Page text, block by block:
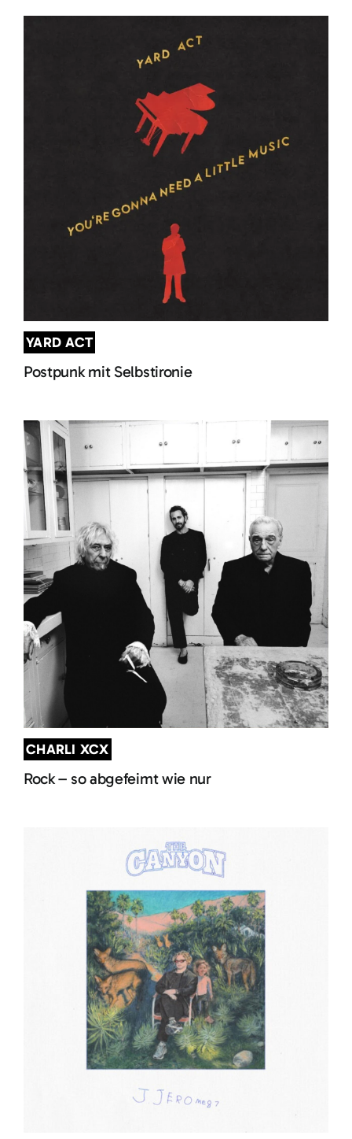
YARD ACT
Postpunk mit Selbstironie
CHARLI XCX
Rock – so abgefeimt wie nur